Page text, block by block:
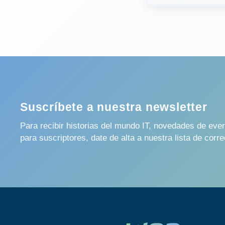
Suscríbete a nuestra newsletter
Para recibir historias del mundo IT, novedades de
para suscriptores, date de alta a nuestra lista de